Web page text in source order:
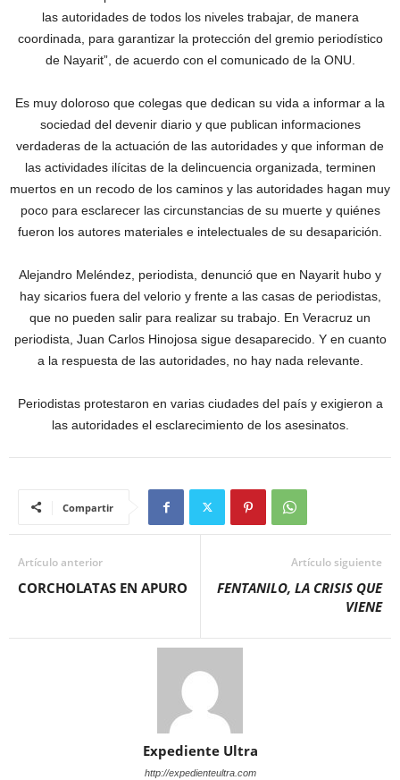
las autoridades de todos los niveles trabajar, de manera
coordinada, para garantizar la protección del gremio periodístico
de Nayarit”, de acuerdo con el comunicado de la ONU.
Es muy doloroso que colegas que dedican su vida a informar a la
sociedad del devenir diario y que publican informaciones
verdaderas de la actuación de las autoridades y que informan de
las actividades ilícitas de la delincuencia organizada, terminen
muertos en un recodo de los caminos y las autoridades hagan muy
poco para esclarecer las circunstancias de su muerte y quiénes
fueron los autores materiales e intelectuales de su desaparición.
Alejandro Meléndez, periodista, denunció que en Nayarit hubo y
hay sicarios fuera del velorio y frente a las casas de periodistas,
que no pueden salir para realizar su trabajo. En Veracruz un
periodista, Juan Carlos Hinojosa sigue desaparecido. Y en cuanto
a la respuesta de las autoridades, no hay nada relevante.
Periodistas protestaron en varias ciudades del país y exigieron a
las autoridades el esclarecimiento de los asesinatos.
Compartir
Artículo anterior
CORCHOLATAS EN APURO
Artículo siguiente
FENTANILO, LA CRISIS QUE
VIENE
Expediente Ultra
http://expedienteultra.com